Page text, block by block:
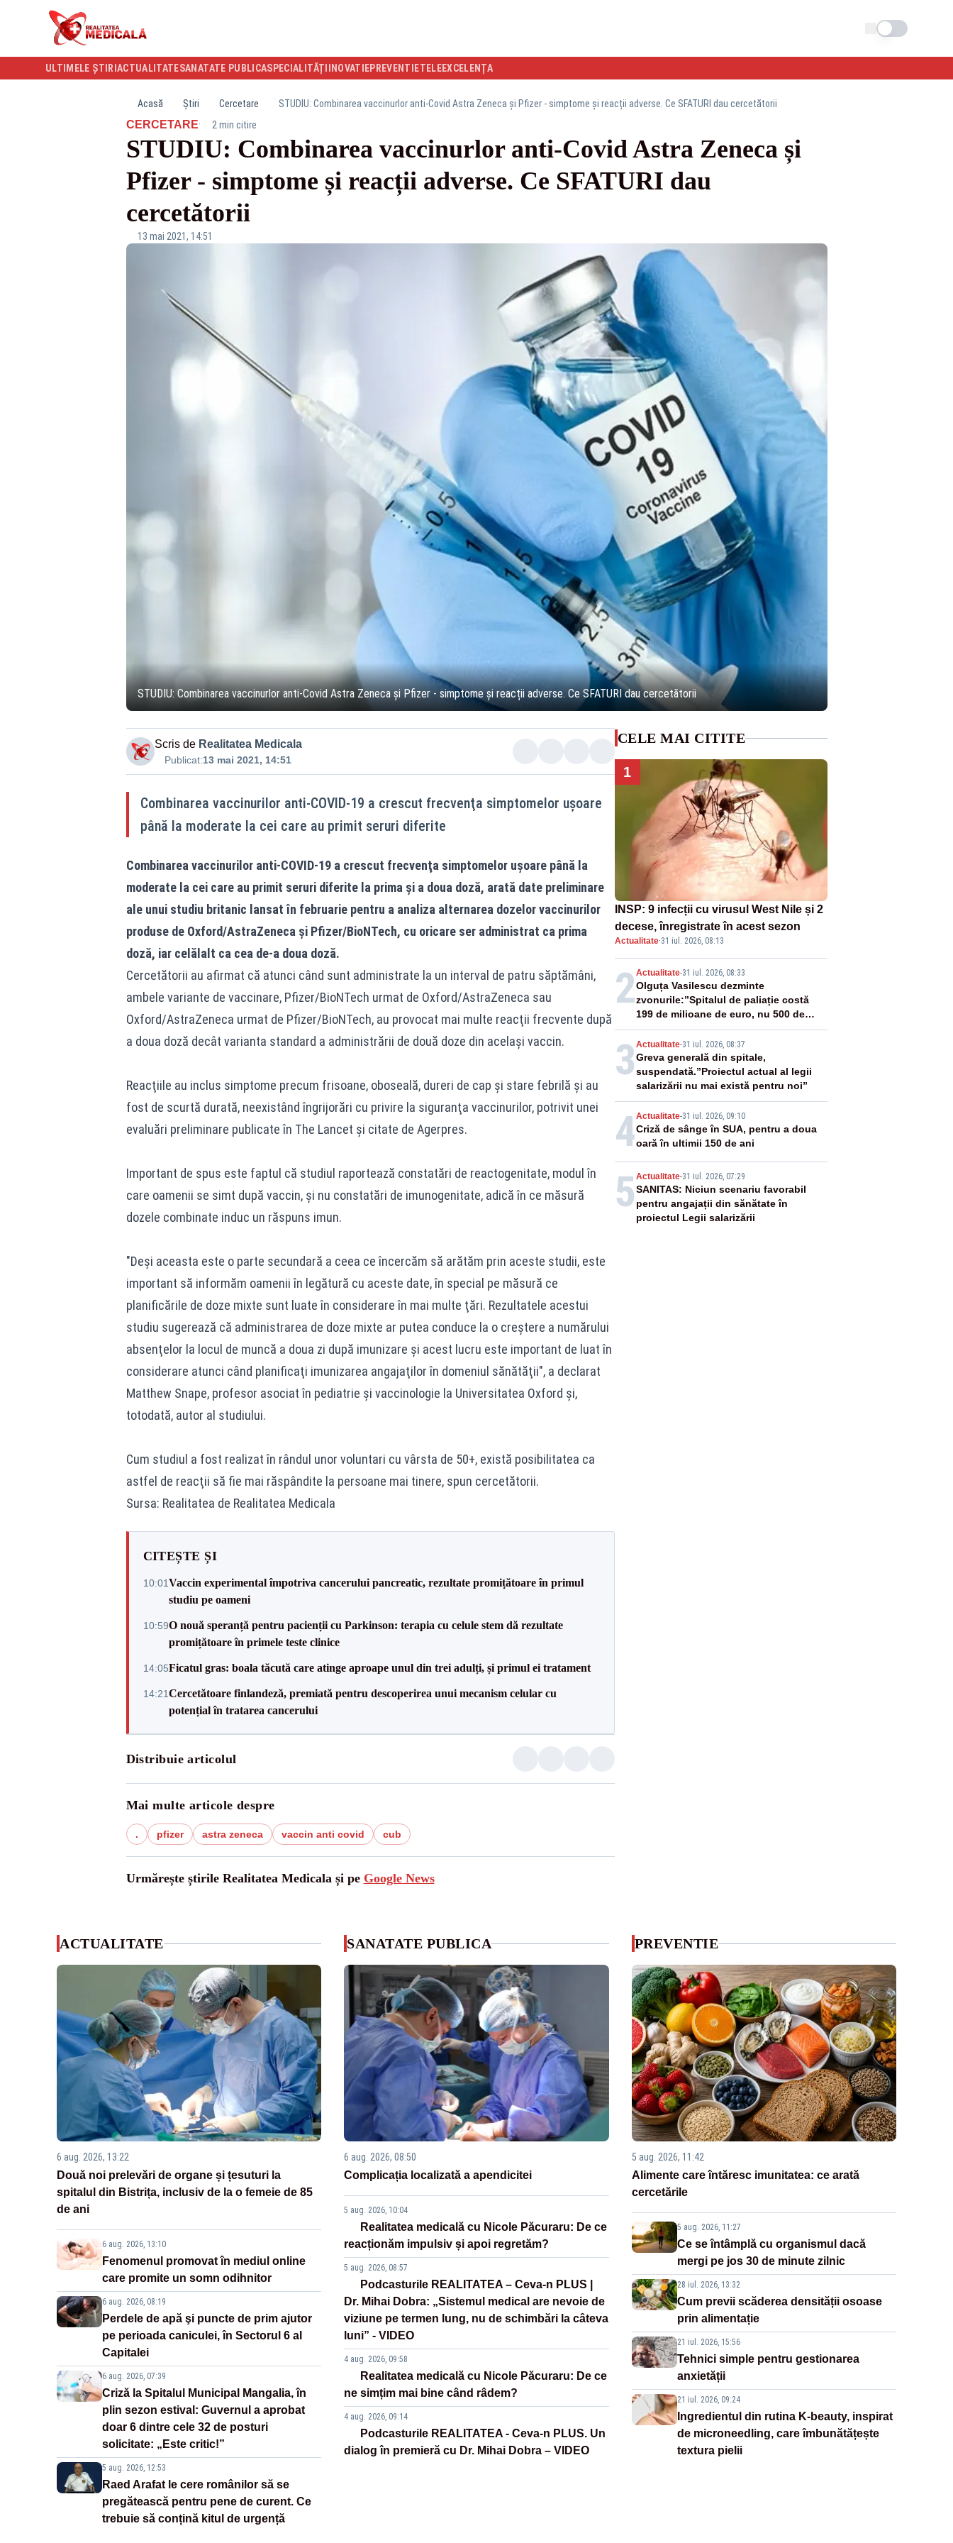
Schimba tema
ULTIMELE ȘTIRI ACTUALITATESANATATE PUBLICASPECIALITĂȚI INOVATIEPREVENTIETELEEXCELENȚA
Acasă Știri Cercetare STUDIU: Combinarea vaccinurlor anti-Covid Astra Zeneca și Pfizer - simptome și reacții adverse. Ce SFATURI dau cercetătorii
CERCETARE· 2 min citire
STUDIU: Combinarea vaccinurlor anti-Covid Astra Zeneca și
Pfizer - simptome și reacții adverse. Ce SFATURI dau
cercetătorii
13 mai 2021, 14:51
STUDIU: Combinarea vaccinurlor anti-Covid Astra Zeneca și Pfizer - simptome și reacții adverse. Ce SFATURI dau cercetătorii
Scris de Realitatea Medicala
Publicat:13 mai 2021, 14:51
Combinarea vaccinurilor anti-COVID-19 a crescut frecvenţa simptomelor uşoare
până la moderate la cei care au primit seruri diferite
Combinarea vaccinurilor anti-COVID-19 a crescut frecvenţa simptomelor uşoare până la
moderate la cei care au primit seruri diferite la prima şi a doua doză, arată date preliminare
ale unui studiu britanic lansat în februarie pentru a analiza alternarea dozelor vaccinurilor
produse de Oxford/AstraZeneca şi Pfizer/BioNTech, cu oricare ser administrat ca prima
doză, iar celălalt ca cea de-a doua doză.
Cercetătorii au afirmat că atunci când sunt administrate la un interval de patru săptămâni,
ambele variante de vaccinare, Pfizer/BioNTech urmat de Oxford/AstraZeneca sau
Oxford/AstraZeneca urmat de Pfizer/BioNTech, au provocat mai multe reacţii frecvente după
a doua doză decât varianta standard a administrării de două doze din acelaşi vaccin.
Reacţiile au inclus simptome precum frisoane, oboseală, dureri de cap şi stare febrilă şi au
fost de scurtă durată, neexistând îngrijorări cu privire la siguranţa vaccinurilor, potrivit unei
evaluări preliminare publicate în The Lancet și citate de Agerpres.
Important de spus este faptul că studiul raportează constatări de reactogenitate, modul în
care oamenii se simt după vaccin, şi nu constatări de imunogenitate, adică în ce măsură
dozele combinate induc un răspuns imun.
"Deşi aceasta este o parte secundară a ceea ce încercăm să arătăm prin aceste studii, este
important să informăm oamenii în legătură cu aceste date, în special pe măsură ce
planificările de doze mixte sunt luate în considerare în mai multe ţări. Rezultatele acestui
studiu sugerează că administrarea de doze mixte ar putea conduce la o creştere a numărului
absenţelor la locul de muncă a doua zi după imunizare şi acest lucru este important de luat în
considerare atunci când planificaţi imunizarea angajaţilor în domeniul sănătăţii", a declarat
Matthew Snape, profesor asociat în pediatrie şi vaccinologie la Universitatea Oxford și,
totodată, autor al studiului.
Cum studiul a fost realizat în rândul unor voluntari cu vârsta de 50+, există posibilitatea ca
astfel de reacţii să fie mai răspândite la persoane mai tinere, spun cercetătorii.
Sursa: Realitatea de Realitatea Medicala
CITEȘTE ȘI
10:01Vaccin experimental împotriva cancerului pancreatic, rezultate promițătoare în primul
studiu pe oameni
10:59O nouă speranță pentru pacienții cu Parkinson: terapia cu celule stem dă rezultate
promițătoare în primele teste clinice
14:05Ficatul gras: boala tăcută care atinge aproape unul din trei adulți, și primul ei tratament
14:21Cercetătoare finlandeză, premiată pentru descoperirea unui mecanism celular cu
potențial în tratarea cancerului
Distribuie articolul
Mai multe articole despre
. pfizer astra zeneca vaccin anti covid cub
Urmărește știrile Realitatea Medicala și pe Google News
CELE MAI CITITE
1
INSP: 9 infecții cu virusul West Nile și 2
decese, înregistrate în acest sezon
Actualitate·31 iul. 2026, 08:13
2Actualitate-31 iul. 2026, 08:33
Olguța Vasilescu dezminte
zvonurile:”Spitalul de paliație costă
199 de milioane de euro, nu 500 de
milioane”
3 Actualitate-31 iul. 2026, 08:37
Greva generală din spitale,
suspendată.”Proiectul actual al legii
salarizării nu mai există pentru noi”
4Actualitate-31 iul. 2026, 09:10
Criză de sânge în SUA, pentru a doua
oară în ultimii 150 de ani
5 Actualitate-31 iul. 2026, 07:29
SANITAS: Niciun scenariu favorabil
pentru angajații din sănătate în
proiectul Legii salarizării
ACTUALITATE
6 aug. 2026, 13:22
Două noi prelevări de organe și țesuturi la
spitalul din Bistrița, inclusiv de la o femeie de 85
de ani
6 aug. 2026, 13:10
Fenomenul promovat în mediul online
care promite un somn odihnitor
6 aug. 2026, 08:19
Perdele de apă şi puncte de prim ajutor
pe perioada caniculei, în Sectorul 6 al
Capitalei
6 aug. 2026, 07:39
Criză la Spitalul Municipal Mangalia, în
plin sezon estival: Guvernul a aprobat
doar 6 dintre cele 32 de posturi
solicitate: „Este critic!”
5 aug. 2026, 12:53
Raed Arafat le cere românilor să se
pregătească pentru pene de curent. Ce
trebuie să conțină kitul de urgență
SANATATE PUBLICA
6 aug. 2026, 08:50
Complicația localizată a apendicitei
5 aug. 2026, 10:04
Realitatea medicală cu Nicole Păcuraru: De ce
reacționăm impulsiv și apoi regretăm?
5 aug. 2026, 08:57
Podcasturile REALITATEA – Ceva-n PLUS |
Dr. Mihai Dobra: „Sistemul medical are nevoie de
viziune pe termen lung, nu de schimbări la câteva
luni” - VIDEO
4 aug. 2026, 09:58
Realitatea medicală cu Nicole Păcuraru: De ce
ne simțim mai bine când râdem?
4 aug. 2026, 09:14
Podcasturile REALITATEA - Ceva-n PLUS. Un
dialog în premieră cu Dr. Mihai Dobra – VIDEO
PREVENTIE
5 aug. 2026, 11:42
Alimente care întăresc imunitatea: ce arată
cercetările
5 aug. 2026, 11:27
Ce se întâmplă cu organismul dacă
mergi pe jos 30 de minute zilnic
28 iul. 2026, 13:32
Cum previi scăderea densității osoase
prin alimentație
21 iul. 2026, 15:56
Tehnici simple pentru gestionarea
anxietății
21 iul. 2026, 09:24
Ingredientul din rutina K-beauty, inspirat
de microneedling, care îmbunătățește
textura pielii